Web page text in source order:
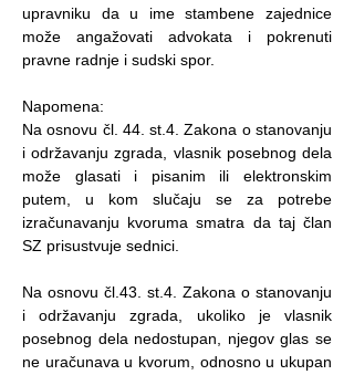
upravniku da u ime stambene zajednice
može angažovati advokata i pokrenuti
pravne radnje i sudski spor.
Napomena:
Na osnovu čl. 44. st.4. Zakona o stanovanju
i održavanju zgrada, vlasnik posebnog dela
može glasati i pisanim ili elektronskim
putem, u kom slučaju se za potrebe
izračunavanju kvoruma smatra da taj član
SZ prisustvuje sednici.
Na osnovu čl.43. st.4. Zakona o stanovanju
i održavanju zgrada, ukoliko je vlasnik
posebnog dela nedostupan, njegov glas se
ne uračunava u kvorum, odnosno u ukupan